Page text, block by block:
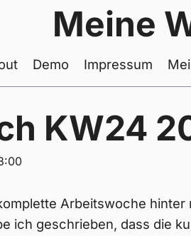
Meine
Demo Impressum
KW24
Arbeitswoche hinter
ich geschrieben, dass die